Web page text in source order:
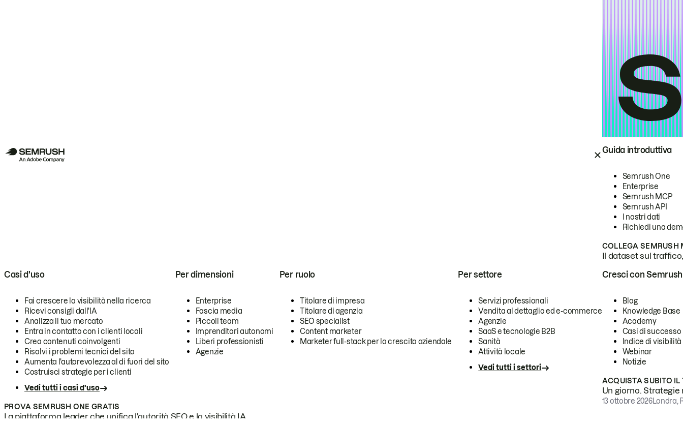
Guida introduttiva
Semrush One
Enterprise
Semrush MCP
Semrush API
I nostri dati
Richiedi una
COLLEGA SEMRUSH
Il dataset sul
Casi d'uso
Fai crescere la visibilità nella ricerca
Ricevi consigli dall'IA
Analizza il tuo mercato
Entra in contatto con i clienti locali
Crea contenuti coinvolgenti
Risolvi i problemi tecnici del sito
Aumenta l'autorevolezza al di fuori del sito
Costruisci strategie per i clienti
Vedi tutti i casi d'uso
Per dimensioni
Enterprise
Fascia media
Piccoli team
Imprenditori autonomi
Liberi professionisti
Agenzie
Per ruolo
Titolare di impresa
Titolare di agenzia
SEO specialist
Content marketer
Marketer full-stack per la crescita aziendale
Per settore
Servizi professionali
Vendita al dettaglio ed e-commerce
Agenzie
SaaS e tecnologie B2B
Sanità
Attività locale
Vedi tutti i settori
PROVA SEMRUSH ONE GRATIS
La piattaforma leader che unifica l'autorità SEO e la visibilità IA.
Cresci con Semrush
Blog
Knowledge Base
Academy
Casi di successo
Indice di visibilità
Webinar
Notizie
ACQUISTA SUBITO IL
Un giorno.
13 ottobre 2026Londra,